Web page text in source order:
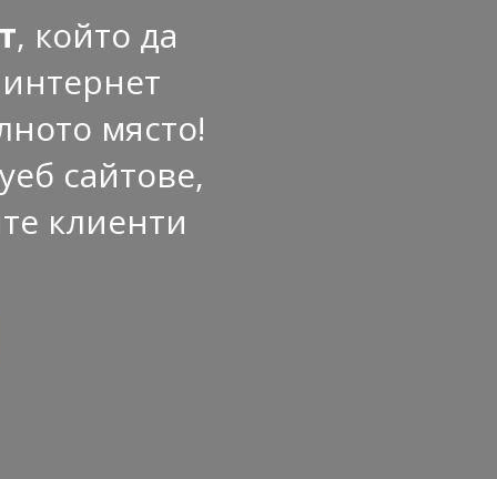
, който да
място!
сайтове,
клиенти